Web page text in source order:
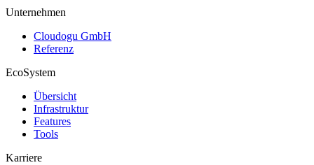
Unternehmen
Cloudogu GmbH
Referenz
EcoSystem
Übersicht
Infrastruktur
Features
Tools
Karriere